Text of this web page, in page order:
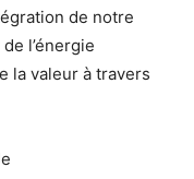
de notre
l’énergie
la valeur à travers